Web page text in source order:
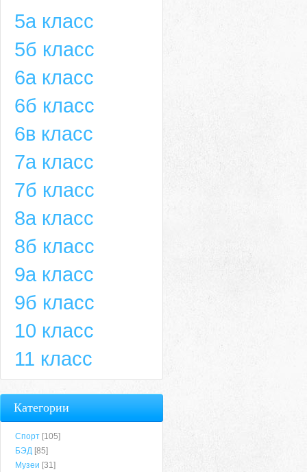
5а класс
5б класс
6а класс
6б класс
6в класс
7а класс
7б класс
8а класс
8б класс
9а класс
9б класс
10 класс
11 класс
Категории
Спорт [105]
БЭД [85]
Музеи [31]